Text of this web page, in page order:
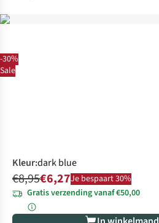
-30%
Sale
Kleur:dark blue
€8,95€6,27Je bespaart 30%
Gratis verzending vanaf €50,00